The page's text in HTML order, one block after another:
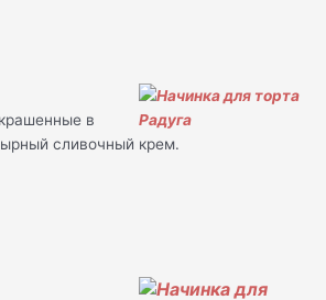
в
сливочный крем.